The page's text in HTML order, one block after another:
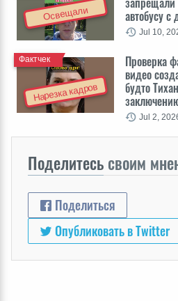
Освещали автобусу с
Jul 10,
Нарезка кадров
Проверка
видео
будто
Фактчек
Jul 2,
Поделитесь своим
Поделиться
Опубликовать в Twitter